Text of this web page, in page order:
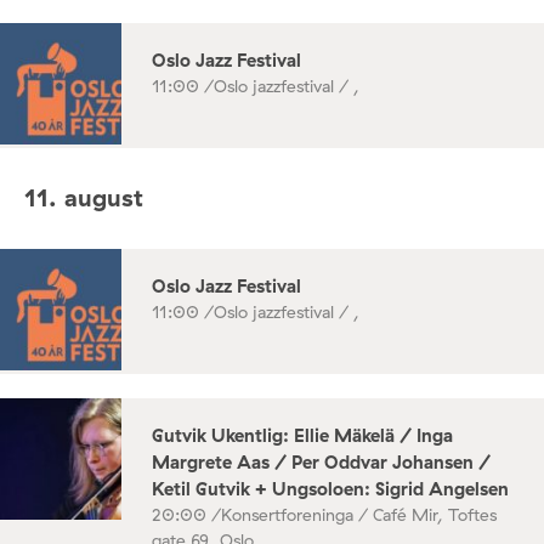
Oslo Jazz Festival
11:00 /Oslo jazzfestival / ,
11. august
Oslo Jazz Festival
11:00 /Oslo jazzfestival / ,
Gutvik Ukentlig: Ellie Mäkelä / Inga
Margrete Aas / Per Oddvar Johansen /
Ketil Gutvik + Ungsoloen: Sigrid Angelsen
20:00 /Konsertforeninga / Café Mir, Toftes